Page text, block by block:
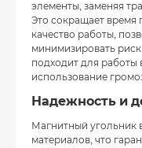
элементы, заменяя
Это сокращает время
качество работы,
минимизировать
подходит для работы
использование
Надежность и
Магнитный угольник
материалов, что